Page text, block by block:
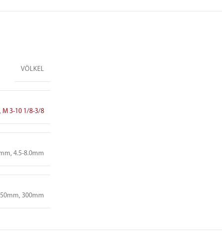
VÖLKEL
, M 3-10 1/8-3/8
4.5-8.0mm
300mm